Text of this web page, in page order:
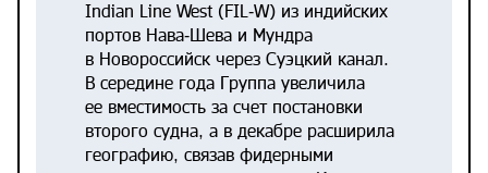
Indian Line West (FIL‑W) из индийских
портов Нава‑Шева и Мундра
в Новороссийск через Суэцкий канал.
В середине года Группа увеличила
ее вместимость за счет постановки
второго судна, а в декабре расширила
географию, связав фидерными